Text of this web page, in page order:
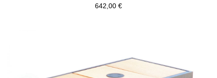
642,00 €